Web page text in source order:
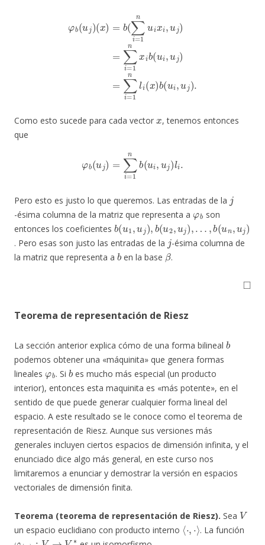
u
x
).
Como esto sucede para cada vector
, tenemos entonces
que
=1
Pero esto es justo lo que queremos. Las entradas de la
-ésima columna de la matriz que representa a
φb
son
entonces los coeficientes
b( u1,uj),b(u2,u j)
…, b(u n,uj)
. Pero esas son justo las entradas de la
j
-ésima columna de
la matriz que representa a
b
en la base
β
.
Teorema de representación de Riesz
La sección anterior explica cómo de una forma bilineal
podemos obtener una «máquinita» que genera formas
lineales
φ b
. Si
b
es mucho más especial (un producto
interior), entonces esta maquinita es «más potente», en el
sentido de que puede generar cualquier forma lineal del
espacio. A este resultado se le conoce como el teorema de
representación de Riesz. Aunque sus versiones más
generales incluyen ciertos espacios de dimensión infinita, y el
enunciado dice algo más general, en este curso nos
limitaremos a enunciar y demostrar la versión en espacios
vectoriales de dimensión finita.
Teorema (teorema de representación de Riesz). Sea
un espacio euclidiano con producto interno
⟨⋅, ⋅⟩
. La función
φ⟨ ⋅,⋅⟩:V→ V∗